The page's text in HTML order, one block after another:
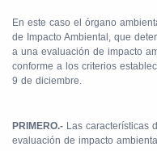
En este caso el órgano
de Impacto Ambiental, que
a una evaluación de impacto
conforme a los criterios
9 de diciembre.
PRIMERO.- Las características
evaluación de impacto